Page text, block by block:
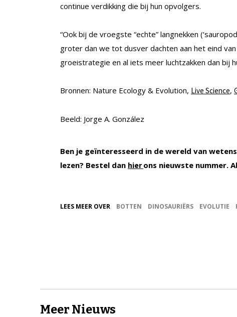
continue verdikking die bij hun opvolgers.
“Ook bij de vroegste “echte” langnekken
groter dan we tot dusver dachten aan het eind van
groeistrategie en al iets meer luchtzakken dan bij
Bronnen: Nature Ecology & Evolution, Live Science,
Beeld: Jorge A. González
Ben je geïnteresseerd in de wereld van
lezen? Bestel dan hier ons nieuwste nummer.
LEES MEER OVER BOTTEN DINOSAURIËRS EVOLUTIE
Meer Nieuws